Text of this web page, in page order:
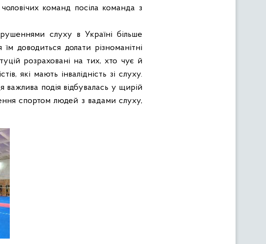
команд посіла команда з
слуху в Україні більше
доводиться долати різноманітні
розраховані на тих, хто чує й
які мають інвалідність зі слуху.
подія відбувалась у щирій
спортом людей з вадами слуху,